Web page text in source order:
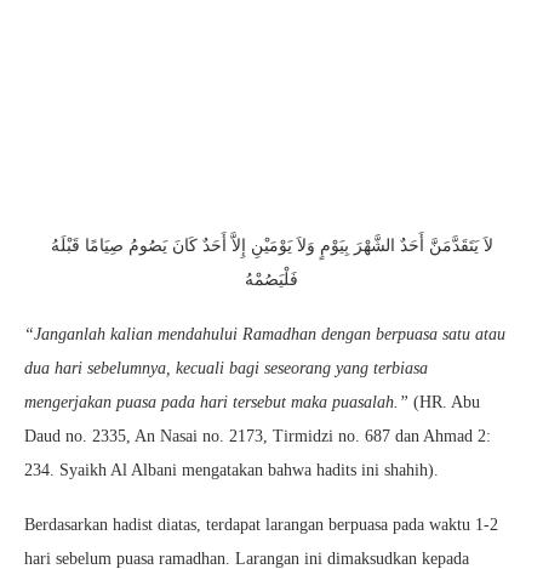
لاَ يَتَقَدَّمَنَّ أَحَدٌ الشَّهْرَ بِيَوْمٍ وَلاَ يَوْمَيْنِ إِلاَّ أَحَدٌ كَانَ يَصُومُ صِيَامًا قَبْلَهُ
فَلْيَصُمْهُ
“Janganlah kalian mendahului Ramadhan dengan berpuasa satu atau
dua hari sebelumnya, kecuali bagi seseorang yang terbiasa
mengerjakan puasa pada hari tersebut maka puasalah.” (HR. Abu
Daud no. 2335, An Nasai no. 2173, Tirmidzi no. 687 dan Ahmad 2:
234. Syaikh Al Albani mengatakan bahwa hadits ini shahih).
Berdasarkan hadist diatas, terdapat larangan berpuasa pada waktu 1-2
hari sebelum puasa ramadhan. Larangan ini dimaksudkan kepada